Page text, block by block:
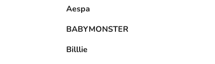
Aespa
BABYMONSTER
Billlie